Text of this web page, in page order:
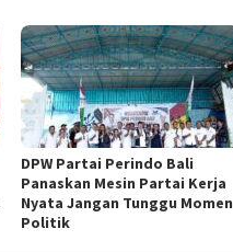
DPW Partai Perindo Bali
Panaskan Mesin Partai Kerja
Nyata Jangan Tunggu Momen
Politik